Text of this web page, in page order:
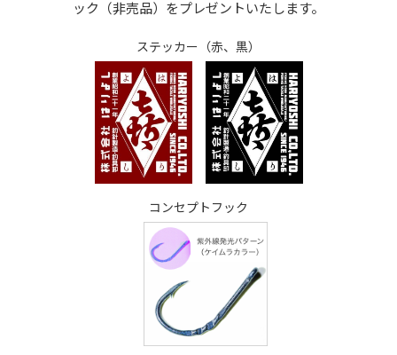
ック（非売品）をプレゼントいたします。
ステッカー（赤、黒）
コンセプトフック